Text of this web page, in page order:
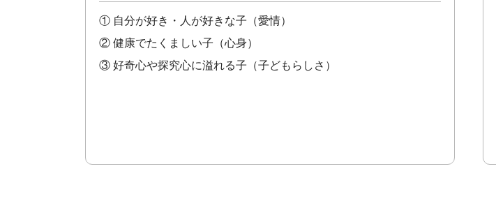
① 自分が好き・人が好きな子（愛情）
② 健康でたくましい子（心身）
③ 好奇心や探究心に溢れる子（子どもらしさ）